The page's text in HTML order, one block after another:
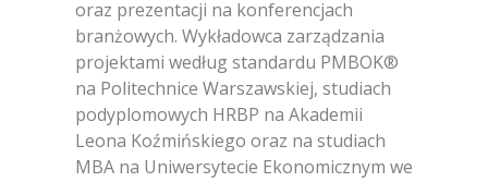
oraz prezentacji na konferencjach
branżowych. Wykładowca zarządzania
projektami według standardu PMBOK®
na Politechnice Warszawskiej, studiach
podyplomowych HRBP na Akademii
Leona Koźmińskiego oraz na studiach
MBA na Uniwersytecie Ekonomicznym we